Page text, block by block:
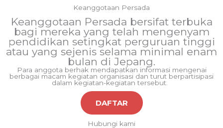
Keanggotaan Persada
Keanggotaan Persada bersifat terbuka
bagi mereka yang telah mengenyam
pendidikan setingkat perguruan tinggi
atau yang sejenis selama minimal enam
bulan di Jepang.
Para anggota berhak mendapatkan informasi mengenai
berbagai macam kegiatan organisasi dan turut berpartisipasi
dalam kegiatan-kegiatan tersebut.
DAFTAR
Hubungi kami